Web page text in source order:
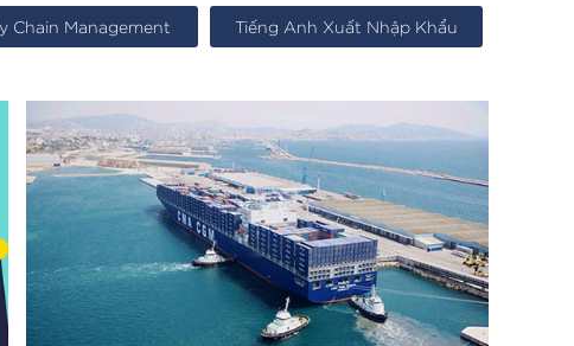
Chain Management Tiếng Anh Xuất Nhập Khẩu